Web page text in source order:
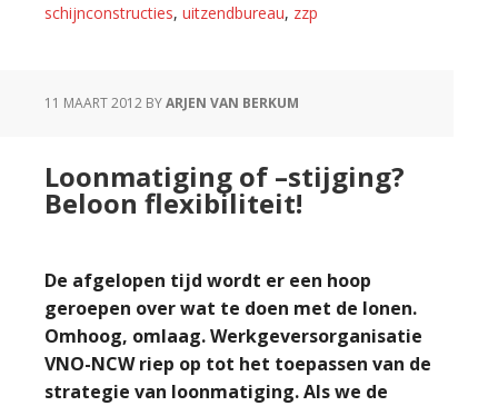
schijnconstructies, uitzendbureau, zzp
11 MAART 2012 BYARJEN VAN BERKUM
Loonmatiging of –stijging?
Beloon flexibiliteit!
De afgelopen tijd wordt er een hoop
geroepen over wat te doen met de lonen.
Omhoog, omlaag. Werkgeversorganisatie
VNO-NCW riep op tot het toepassen van de
strategie van loonmatiging. Als we de